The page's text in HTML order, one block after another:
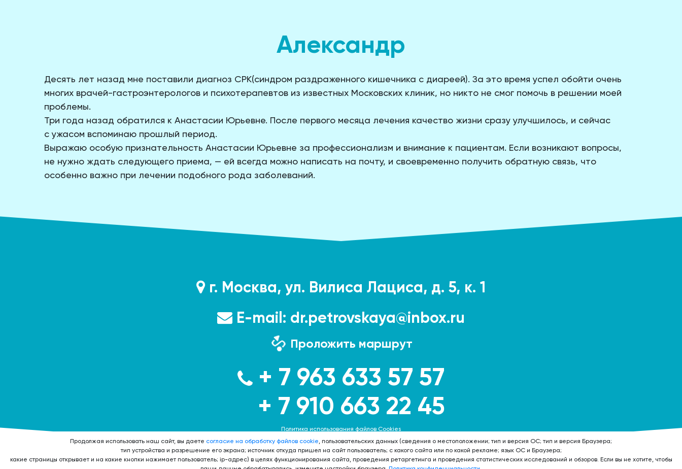
Продолжая использовать наш сайт, вы даете согласие на обработку файлов cookie, пользовательских данных (сведения о местоположении; тип и версия ОС; тип и версия Браузера;
тип устройства и разрешение его экрана; источник откуда пришел на сайт пользователь; с какого сайта или по какой рекламе; язык ОС и Браузера;
какие страницы открывает и на какие кнопки нажимает пользователь; ip-адрес) в целях функционирования сайта, проведения ретаргетинга и проведения статистических исследований и обзоров. Если вы не хотите, чтобы
Александр
Десять лет назад мне поставили диагноз СРК(синдром раздраженного кишечника с диареей). За это время успел обойти очень
многих врачей-гастроэнтерологов и психотерапевтов из известных Московских клиник, но никто не смог помочь в решении моей
проблемы.
Три года назад обратился к Анастасии Юрьевне. После первого месяца лечения качество жизни сразу улучшилось, и сейчас
с ужасом вспоминаю прошлый период.
Выражаю особую признательность Анастасии Юрьевне за профессионализм и внимание к пациентам. Если возникают вопросы,
не нужно ждать следующего приема, — ей всегда можно написать на почту, и своевременно получить обратную связь, что
особенно важно при лечении подобного рода заболеваний.
г. Москва, ул. Вилиса Лациса, д. 5, к. 1
E-mail: dr.petrovskaya@inbox.ru
Проложить маршрут
+ 7 963 633 57 57
+ 7 910 663 22 45
Политика использования файлов Cookies
Политика конфиденциальности